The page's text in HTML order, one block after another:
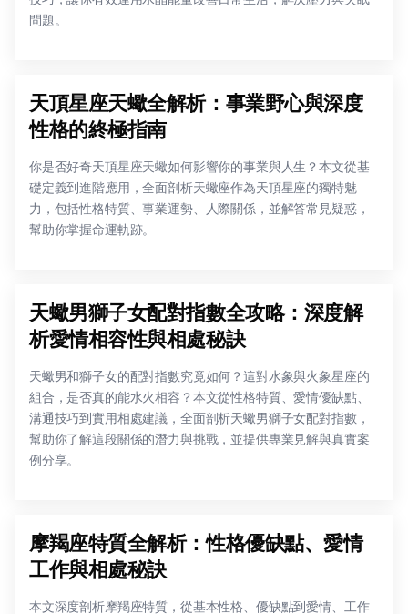
問題。
天頂星座天蠍全解析：事業野心與深度
性格的終極指南
你是否好奇天頂星座天蠍如何影響你的事業與人生？本文從基
礎定義到進階應用，全面剖析天蠍座作為天頂星座的獨特魅
力，包括性格特質、事業運勢、人際關係，並解答常見疑惑，
幫助你掌握命運軌跡。
天蠍男獅子女配對指數全攻略：深度解
析愛情相容性與相處秘訣
天蠍男和獅子女的配對指數究竟如何？這對水象與火象星座的
組合，是否真的能水火相容？本文從性格特質、愛情優缺點、
溝通技巧到實用相處建議，全面剖析天蠍男獅子女配對指數，
幫助你了解這段關係的潛力與挑戰，並提供專業見解與真實案
例分享。
摩羯座特質全解析：性格優缺點、愛情
工作與相處秘訣
本文深度剖析摩羯座特質，從基本性格、優缺點到愛情、工作